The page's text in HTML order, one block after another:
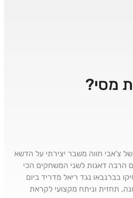
מסי?
צ'אבי חווה משבר יצירתי על הדשא
לא משכנעת ועם הרבה דאגות לשני המשחקים הכי
בברנבאו נגד ריאל מדריד ביום
סלטה ויגו, לכבוד חג הסוכות - 4 המינים של ברצלונה, תחזית וניתח מקצועי לקראת